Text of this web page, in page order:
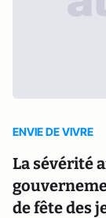
ENVIE DE VIVRE
La sévérité
de fête des